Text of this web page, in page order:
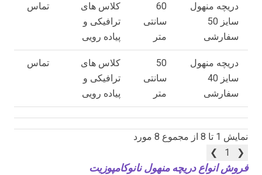
دریچه منهول
سایز 50
سفارشی
60
سانتی
متر
کلاس های
ترافیکی و
پیاده رویی
تماس
دریچه منهول
سایز 40
سفارشی
50
سانتی
متر
کلاس های
ترافیکی و
پیاده رویی
تماس
نمایش 1 تا 8 از مجموع 8 مورد
❮
1
❯
فروش انواع دریچه منهول نانوکامپوزیت